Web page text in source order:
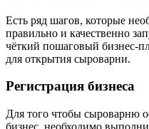
Есть ряд шагов, которые
правильно и качественно
чёткий пошаговый бизнес-
для открытия сыроварни.
Регистрация бизнеса
Для того чтобы сыроварню
бизнес, необходимо